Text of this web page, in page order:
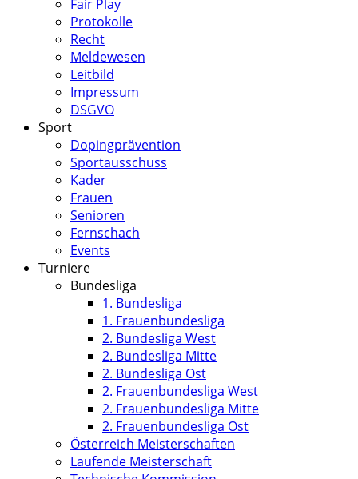
Fair Play
Protokolle
Recht
Meldewesen
Leitbild
Impressum
DSGVO
Sport
Dopingprävention
Sportausschuss
Kader
Frauen
Senioren
Fernschach
Events
Turniere
Bundesliga
1. Bundesliga
1. Frauenbundesliga
2. Bundesliga West
2. Bundesliga Mitte
2. Bundesliga Ost
2. Frauenbundesliga West
2. Frauenbundesliga Mitte
2. Frauenbundesliga Ost
Österreich Meisterschaften
Laufende Meisterschaft